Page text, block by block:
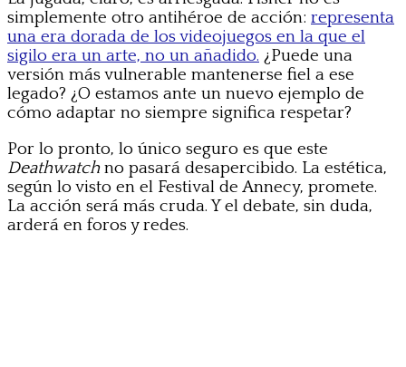
simplemente otro antihéroe de acción: representa
una era dorada de los videojuegos en la que el
sigilo era un arte, no un añadido. ¿Puede una
versión más vulnerable mantenerse fiel a ese
legado? ¿O estamos ante un nuevo ejemplo de
cómo adaptar no siempre significa respetar?
Por lo pronto, lo único seguro es que este
Deathwatchno pasará desapercibido. La estética,
según lo visto en el Festival de Annecy, promete.
La acción será más cruda. Y el debate, sin duda,
arderá en foros y redes.